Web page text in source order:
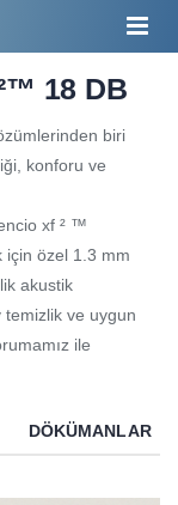
18 DB
biri
konforu ve
xf ² ™
için özel 1.3 mm
akustik
temizlik ve uygun
ile
DÖKÜMANLAR